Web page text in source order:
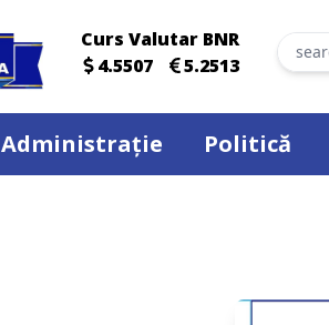
Curs Valutar BNR
4.5507
5.2513
Administrație Politică